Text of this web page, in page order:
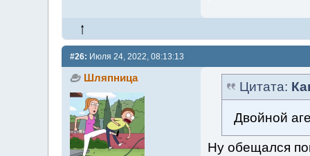
#26: Июля 24, 2022, 08:13:13
Шляпница
Цитата:
Двойной
Ну обещался